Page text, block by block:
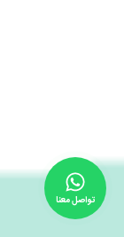
تواصل معنا